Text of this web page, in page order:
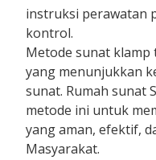
instruksi perawatan
kontrol.
Metode sunat klamp
yang menunjukkan
sunat. Rumah sunat
metode ini untuk
yang aman, efektif,
Masyarakat.